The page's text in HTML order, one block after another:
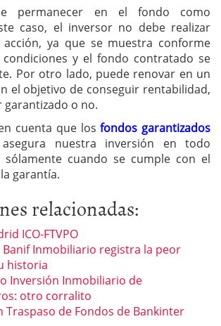
permanecer en el fondo como
caso, el inversor no debe realizar
ya que se muestra conforme
condiciones y el fondo contratado se
Por otro lado, puede renovar en un
el objetivo de conseguir rentabilidad,
garantizado o no.
cuenta que losfondos garantizados
nuestra inversión en todo
sólamente cuando se cumple con el
garantía.
relacionadas:
ICO-FTVPO
Inmobiliario registra la peor
historia
Inversión Inmobiliario de
otro corralito
Traspaso de Fondos de Bankinter